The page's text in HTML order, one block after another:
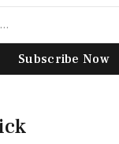
Subscribe Now